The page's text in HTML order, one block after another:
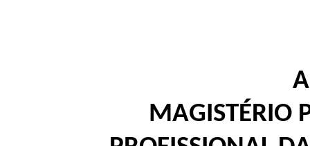
MAGISTÉRIO